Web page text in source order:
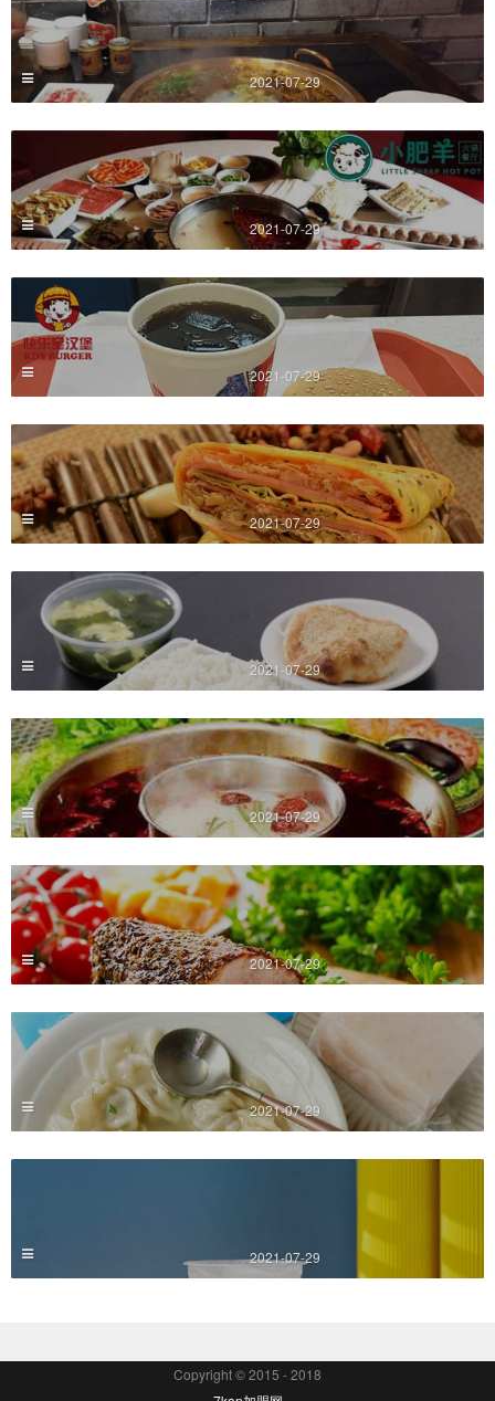
2021-07-29
2021-07-29
2021-07-29
2021-07-29
2021-07-29
2021-07-29
2021-07-29
2021-07-29
2021-07-29
Copyright © 2015 - 2018